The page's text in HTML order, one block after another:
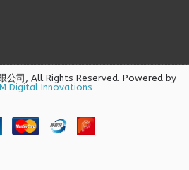
公司, All Rights Reserved. Powered by
Digital Innovations